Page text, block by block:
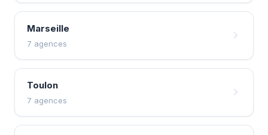
Marseille
7 agences
Toulon
7 agences